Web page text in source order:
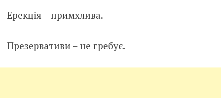
Ерекція – примхлива.
Презервативи – не гребує.